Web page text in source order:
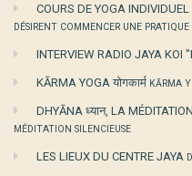
COURS DE YOGA
DÉSIRENT COMMENCER UNE
INTERVIEW RADIO JAYA KOI
KĀRMA YOGA योगकार्म KĀRMA
DHYĀNA ध्यान, LA
MÉDITATION SILENCIEUSE
LES LIEUX DU CENTRE JAYA